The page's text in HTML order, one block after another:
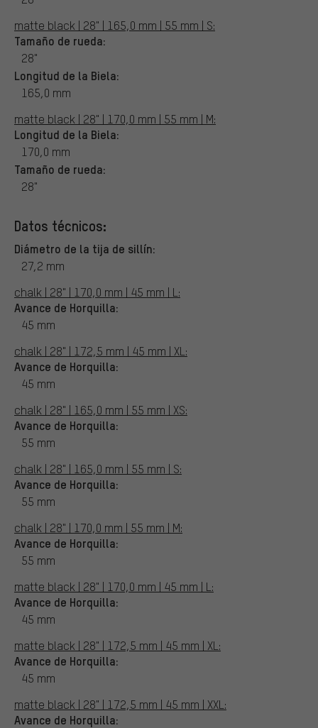
matte black | 28" | 165,0 mm | 55 mm | S:
Tamaño de rueda:
28"
Longitud de la Biela:
165,0 mm
matte black | 28" | 170,0 mm | 55 mm | M:
Longitud de la Biela:
170,0 mm
Tamaño de rueda:
28"
Datos técnicos:
Diámetro de la tija de sillín:
27,2 mm
chalk | 28" | 170,0 mm | 45 mm | L:
Avance de Horquilla:
45 mm
chalk | 28" | 172,5 mm | 45 mm | XL:
Avance de Horquilla:
45 mm
chalk | 28" | 165,0 mm | 55 mm | XS:
Avance de Horquilla:
55 mm
chalk | 28" | 165,0 mm | 55 mm | S:
Avance de Horquilla:
55 mm
chalk | 28" | 170,0 mm | 55 mm | M:
Avance de Horquilla:
55 mm
matte black | 28" | 170,0 mm | 45 mm | L:
Avance de Horquilla:
45 mm
matte black | 28" | 172,5 mm | 45 mm | XL:
Avance de Horquilla:
45 mm
matte black | 28" | 172,5 mm | 45 mm | XXL:
Avance de Horquilla: